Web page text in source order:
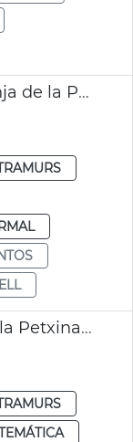
Aplazamiento en zona naranja de la Petxina València
Aparcamiento zona naranja la Petxina València